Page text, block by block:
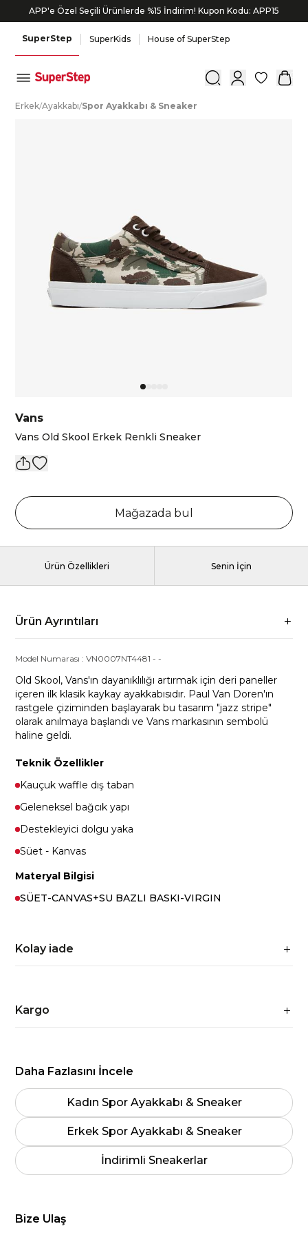
APP'e Özel Seçili Ürünlerde %15 İndirim! Kupon Kodu: APP15
Bonus kartlara özel vade farksız taksit seçenekleri!
SuperStep SuperKids House of SuperStep
0
Erkek/Ayakkabı/Spor Ayakkabı & Sneaker
Vans
Vans Old Skool Erkek Renkli Sneaker
Mağazada bul
Ürün Özellikleri Senin İçin
Ürün Ayrıntıları
Model Numarası :VN0007NT4481 --
Old Skool, Vans'ın dayanıklılığı artırmak için deri paneller
içeren ilk klasik kaykay ayakkabısıdır. Paul Van Doren'ın
rastgele çiziminden başlayarak bu tasarım "jazz stripe"
olarak anılmaya başlandı ve Vans markasının sembolü
haline geldi.
Teknik Özellikler
Kauçuk waffle dış taban
Geleneksel bağcık yapı
Destekleyici dolgu yaka
Süet - Kanvas
Materyal Bilgisi
SÜET-CANVAS+SU BAZLI BASKI-VIRGIN
Kolay iade
Kargo
Daha Fazlasını İncele
Kadın Spor Ayakkabı & Sneaker
Erkek Spor Ayakkabı & Sneaker
İndirimli Sneakerlar
Bize Ulaş